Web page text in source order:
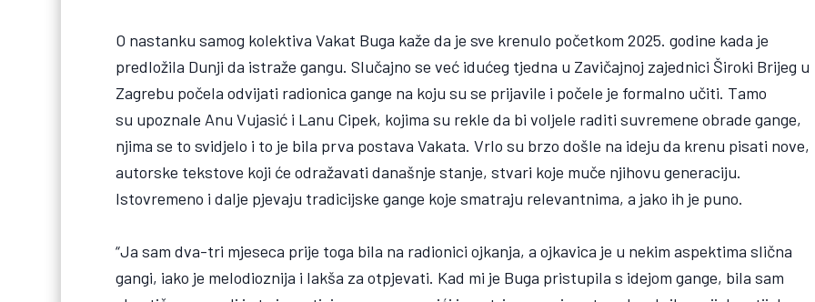
O nastanku samog kolektiva Vakat Buga kaže da je sve krenulo početkom 2025. godine kada je
predložila Dunji da istraže gangu. Slučajno se već idućeg tjedna u Zavičajnoj zajednici Široki Brijeg u
Zagrebu počela odvijati radionica gange na koju su se prijavile i počele je formalno učiti. Tamo
su upoznale Anu Vujasić i Lanu Cipek, kojima su rekle da bi voljele raditi suvremene obrade gange,
njima se to svidjelo i to je bila prva postava Vakata. Vrlo su brzo došle na ideju da krenu pisati nove,
autorske tekstove koji će odražavati današnje stanje, stvari koje muče njihovu generaciju.
Istovremeno i dalje pjevaju tradicijske gange koje smatraju relevantnima, a jako ih je puno.
“Ja sam dva-tri mjeseca prije toga bila na radionici ojkanja, a ojkavica je u nekim aspektima slična
gangi, iako je melodioznija i lakša za otpjevati. Kad mi je Buga pristupila s idejom gange, bila sam